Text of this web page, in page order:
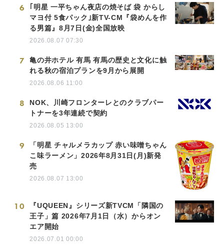
6
｢明星 一平ちゃん夜店の焼そば 袋 からし
マヨ付 5食パック｣新TV-CM『袋めんを作
る男篇』8月7日(金)全国放映
2026.08.07 07:30
7
亀の井ホテル 有馬 有馬の歴史と文化に触
れる秋の宿泊プランを9月から展開
2026.08.06 11:00
8
NOK、川崎フロンターレとのクラブパー
トナーを3年連続で契約
2026.08.05 13:00
9
「明星 チャルメラカップ 赤い味噌ちゃん
こ味ラーメン」2026年8月31日(月)新発
売
2026.08.07 13:00
10
『UQUEEN』シリーズ新TVCM「隣国の
王子」篇 2026年7月1日（水）からオン
エア開始
2026.07.01 00:00